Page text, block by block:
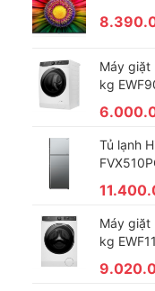
của máy dễ dàng.
Điều hòa Funiki
Máy giặt
kg
Tủ lạnh
Máy giặt
kg